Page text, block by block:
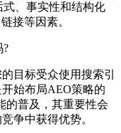
、事实性和结构化
接等因素。
标受众使用搜索引
始布局AEO策略的
的普及，其重要性会
争中获得优势。